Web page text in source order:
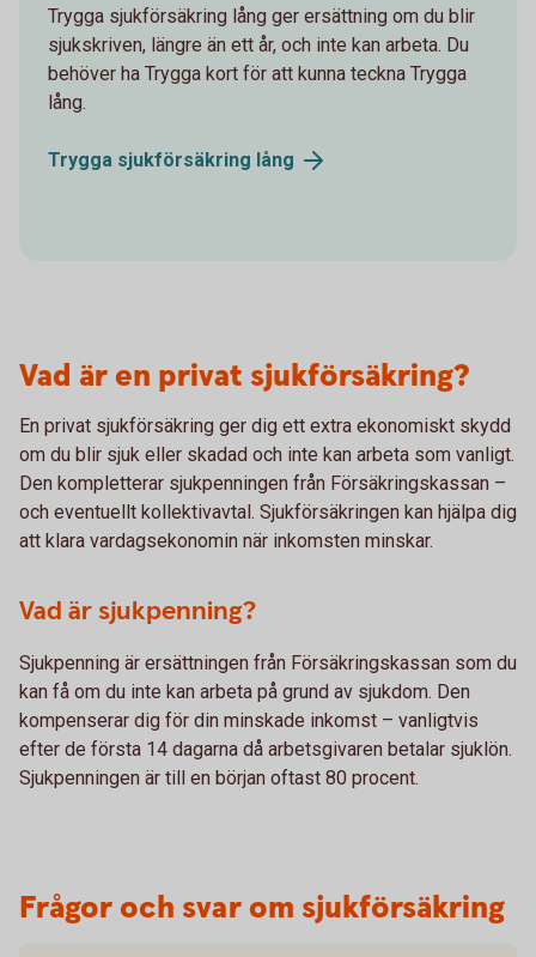
Trygga sjukförsäkring lång ger ersättning om du blir
sjukskriven, längre än ett år, och inte kan arbeta. Du
behöver ha Trygga kort för att kunna teckna Trygga
lång.
Trygga sjukförsäkring lång
Vad är en privat sjukförsäkring?
En privat sjukförsäkring ger dig ett extra ekonomiskt skydd
om du blir sjuk eller skadad och inte kan arbeta som vanligt.
Den kompletterar sjukpenningen från Försäkringskassan –
och eventuellt kollektivavtal. Sjukförsäkringen kan hjälpa dig
att klara vardagsekonomin när inkomsten minskar.
Vad är sjukpenning?
Sjukpenning är ersättningen från Försäkringskassan som du
kan få om du inte kan arbeta på grund av sjukdom. Den
kompenserar dig för din minskade inkomst – vanligtvis
efter de första 14 dagarna då arbetsgivaren betalar sjuklön.
Sjukpenningen är till en början oftast 80 procent.
Frågor och svar om sjukförsäkring